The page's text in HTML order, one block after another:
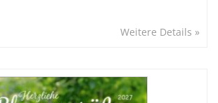
Weitere Details »